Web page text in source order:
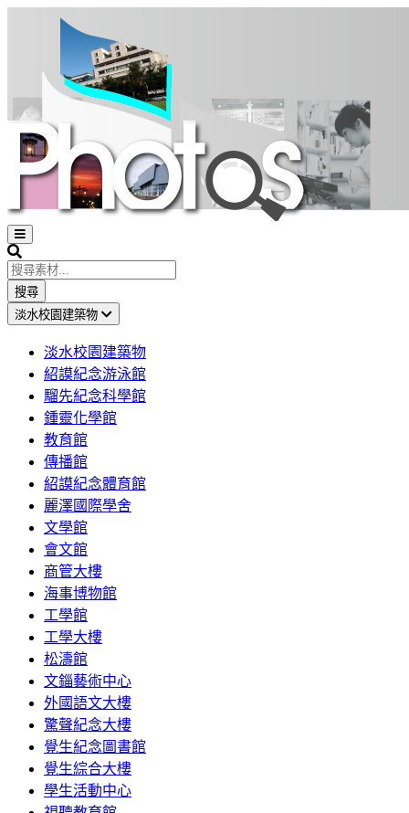
Open
sidebar
Search
搜尋
淡水校園建築物
淡水校園建築物
紹謨紀念游泳館
騮先紀念科學館
鍾靈化學館
教育館
傳播館
紹謨紀念體育館
麗澤國際學舍
文學館
會文館
商管大樓
海事博物館
工學館
工學大樓
松濤館
文錙藝術中心
外國語文大樓
驚聲紀念大樓
覺生紀念圖書館
覺生綜合大樓
學生活動中心